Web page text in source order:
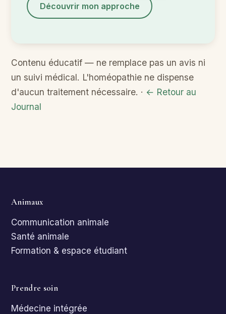
Découvrir mon approche
Contenu éducatif — ne remplace pas un avis ni
un suivi médical. L'homéopathie ne dispense
d'aucun traitement nécessaire. · ← Retour au
Journal
Animaux
Communication animale
Santé animale
Formation & espace étudiant
Prendre soin
Médecine intégrée